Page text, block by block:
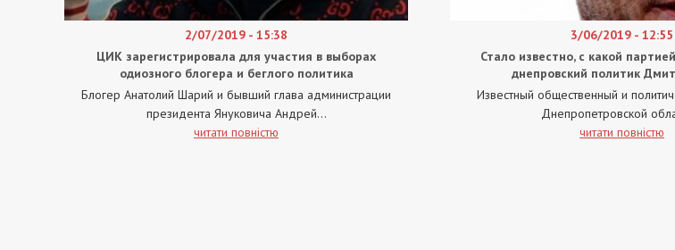
2/07/2019 - 15:38
ЦИК зарегистрировала для участия в выборах
одиозного блогера и беглого политика
Блогер Анатолий Шарий и бывший глава администрации
президента Януковича Андрей...
читати повністю
3/06/2019 - 12:55
Стало известно, с какой
днепровский политик
Известный общественный и
Днепропетровской
читати повністю